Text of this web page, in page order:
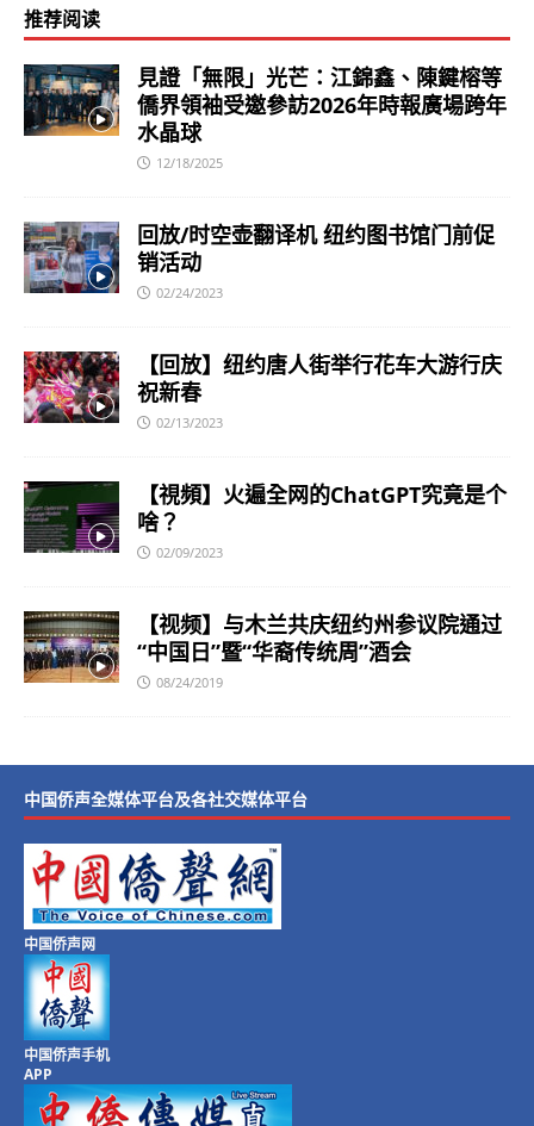
推荐阅读
見證「無限」光芒：江錦鑫、陳鍵榕等
僑界領袖受邀參訪2026年時報廣場跨年
水晶球
12/18/2025
回放/时空壶翻译机 纽约图书馆门前促
销活动
02/24/2023
【回放】纽约唐人街举行花车大游行庆
祝新春
02/13/2023
【視頻】火遍全网的ChatGPT究竟是个
啥？
02/09/2023
【视频】与木兰共庆纽约州参议院通过
“中国日”暨“华裔传统周”酒会
08/24/2019
中国侨声全媒体平台及各社交媒体平台
中国侨声网
中国侨声手机
APP